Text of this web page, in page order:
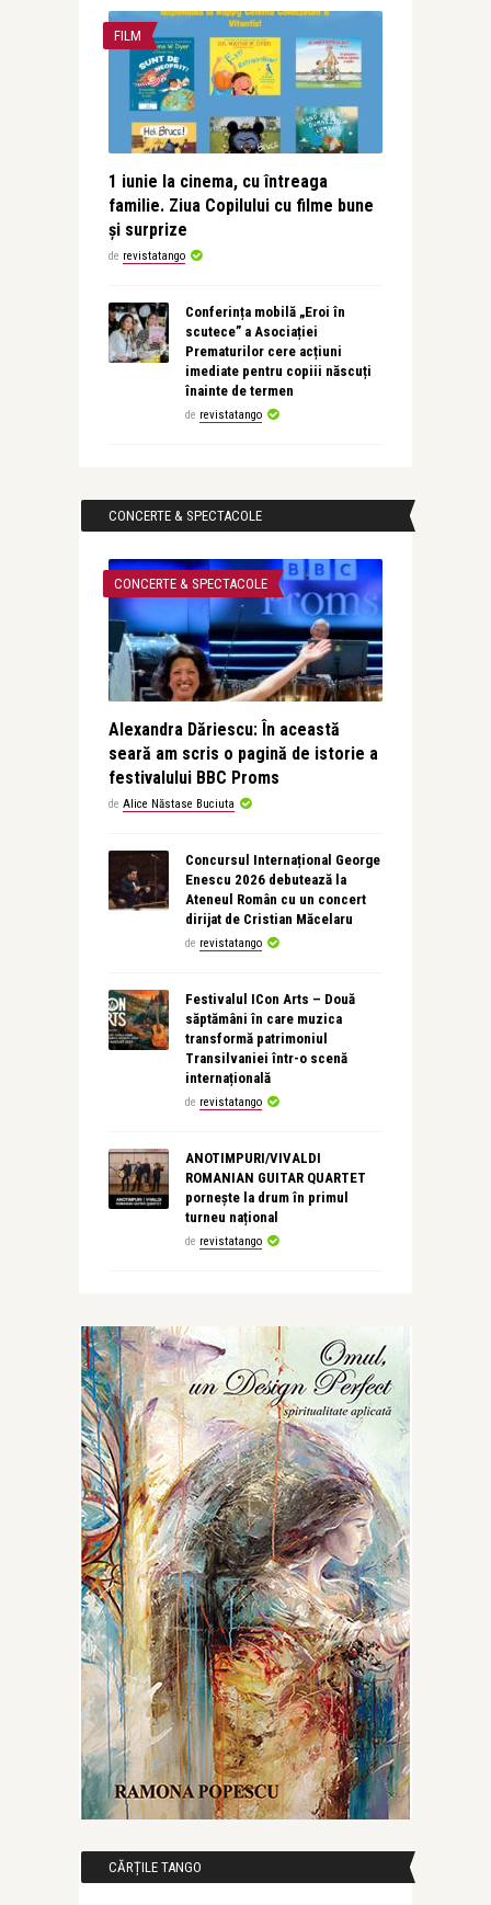
FILM
1 iunie la cinema, cu întreaga
familie. Ziua Copilului cu filme bune
și surprize
de revistatango
Conferința mobilă „Eroi în
scutece” a Asociației
Prematurilor cere acțiuni
imediate pentru copiii născuți
înainte de termen
de revistatango
CONCERTE & SPECTACOLE
CONCERTE & SPECTACOLE
Alexandra Dăriescu: În această
seară am scris o pagină de istorie a
festivalului BBC Proms
de Alice Năstase Buciuta
Concursul Internațional George
Enescu 2026 debutează la
Ateneul Român cu un concert
dirijat de Cristian Măcelaru
de revistatango
Festivalul ICon Arts – Două
săptămâni în care muzica
transformă patrimoniul
Transilvaniei într-o scenă
internațională
de revistatango
ANOTIMPURI/VIVALDI
ROMANIAN GUITAR QUARTET
pornește la drum în primul
turneu național
de revistatango
CĂRȚILE TANGO